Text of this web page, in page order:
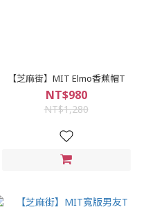
【芝麻街】MIT Elmo香蕉帽T
NT$980
NT$1,280